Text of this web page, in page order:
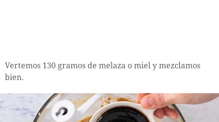
Vertemos 130 gramos de melaza o miel y mezclamos
bien.